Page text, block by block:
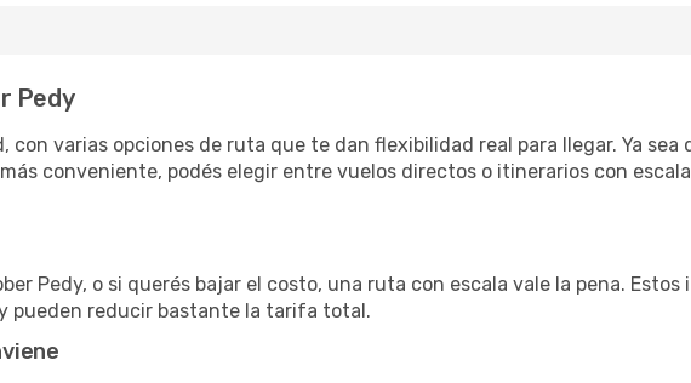
Pedy
con varias opciones de ruta que te dan flexibilidad real para llegar. Ya sea
conveniente, podés elegir entre vuelos directos o itinerarios con
Pedy, o si querés bajar el costo, una ruta con escala vale la pena. Estos
pueden reducir bastante la tarifa total.